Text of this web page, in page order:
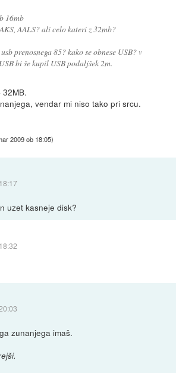
16mb
AALS? ali celo kateri z 32mb?
prenosnega 85? kako se obnese USB? v
bi še kupil USB podaljšek 2m.
vendar mi niso tako pri srcu.
2009 ob 18:05)
uzet kasneje disk?
zunanjega imaš.